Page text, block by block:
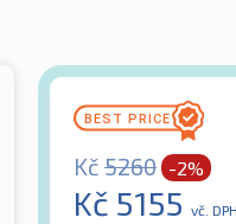
Kč 5260 -2%
Kč 5155 vč.